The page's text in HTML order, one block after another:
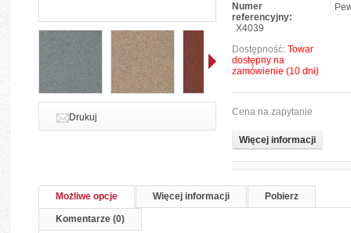
Drukuj
Numer
referencyjny:
X4039
Dostępność: Towar
dostępny na
zamówienie (10 dni)
Cena na zapytanie
Więcej informacji
Możliwe opcje Więcej informacji Pobierz
Komentarze (0)